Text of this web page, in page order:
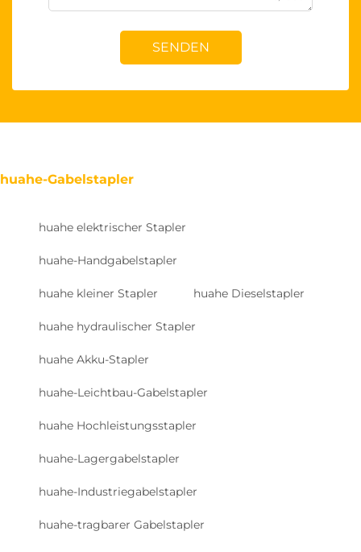
SENDEN
huahe-Gabelstapler
huahe elektrischer Stapler
huahe-Handgabelstapler
huahe kleiner Stapler huahe Dieselstapler
huahe hydraulischer Stapler
huahe Akku-Stapler
huahe-Leichtbau-Gabelstapler
huahe Hochleistungsstapler
huahe-Lagergabelstapler
huahe-Industriegabelstapler
huahe-tragbarer Gabelstapler